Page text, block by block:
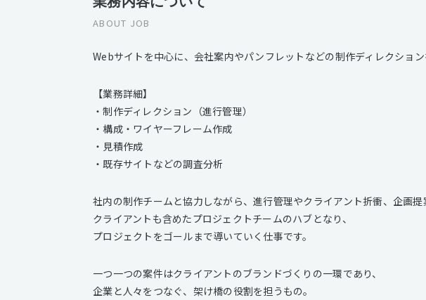
ABOUT JOB
Webサイトを中心に、会社案内やパンフレットなどの制作ディレクショ
【業務詳細】
・制作ディレクション（進行管理）
・構成・ワイヤーフレーム作成
・見積作成
・既存サイトなどの調査分析
社内の制作チームと協力しながら、進行管理やクライアント折衝、企画提
クライアントも含めたプロジェクトチームのハブとなり、
プロジェクトをゴールまで導いていく仕事です。
一つ一つの案件はクライアントのブランドづくりの一環であり、
企業と人々をつなぐ、架け橋の役割を担うもの。